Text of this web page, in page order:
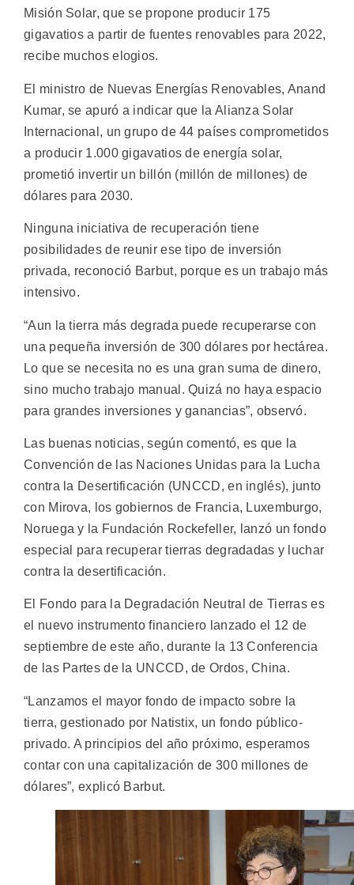
Misión Solar, que se propone producir 175
gigavatios a partir de fuentes renovables para 2022,
recibe muchos elogios.
El ministro de Nuevas Energías Renovables, Anand
Kumar, se apuró a indicar que la Alianza Solar
Internacional, un grupo de 44 países comprometidos
a producir 1.000 gigavatios de energía solar,
prometió invertir un billón (millón de millones) de
dólares para 2030.
Ninguna iniciativa de recuperación tiene
posibilidades de reunir ese tipo de inversión
privada, reconoció Barbut, porque es un trabajo más
intensivo.
“Aun la tierra más degrada puede recuperarse con
una pequeña inversión de 300 dólares por hectárea.
Lo que se necesita no es una gran suma de dinero,
sino mucho trabajo manual. Quizá no haya espacio
para grandes inversiones y ganancias”, observó.
Las buenas noticias, según comentó, es que la
Convención de las Naciones Unidas para la Lucha
contra la Desertificación (UNCCD, en inglés), junto
con Mirova, los gobiernos de Francia, Luxemburgo,
Noruega y la Fundación Rockefeller, lanzó un fondo
especial para recuperar tierras degradadas y luchar
contra la desertificación.
El Fondo para la Degradación Neutral de Tierras es
el nuevo instrumento financiero lanzado el 12 de
septiembre de este año, durante la 13 Conferencia
de las Partes de la UNCCD, de Ordos, China.
“Lanzamos el mayor fondo de impacto sobre la
tierra, gestionado por Natistix, un fondo público-
privado. A principios del año próximo, esperamos
contar con una capitalización de 300 millones de
dólares”, explicó Barbut.